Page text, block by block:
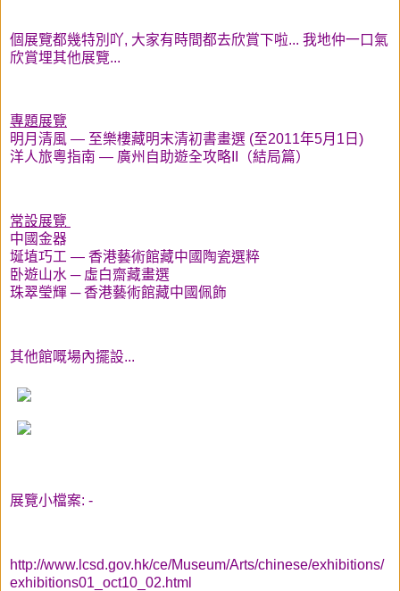
個展覽都幾特別吖, 大家有時間都去欣賞下啦... 我地仲一口氣
欣賞埋其他展覽...
專題展覽
明月清風 — 至樂樓藏明末清初書畫選 (至2011年5月1日)
洋人旅粵指南 — 廣州自助遊全攻略II（結局篇）
常設展覽
中國金器
埏埴巧工 — 香港藝術館藏中國陶瓷選粹
卧遊山水 ─ 虛白齋藏畫選
珠翠瑩輝 ─ 香港藝術館藏中國佩飾
其他館嘅場內擺設...
展覽小檔案: -
http://www.lcsd.gov.hk/ce/Museum/Arts/chinese/exhibitions/
exhibitions01_oct10_02.html